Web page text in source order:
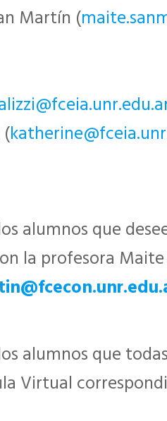
Martín (
alumnos que
la profesora
alumnos que
Virtual